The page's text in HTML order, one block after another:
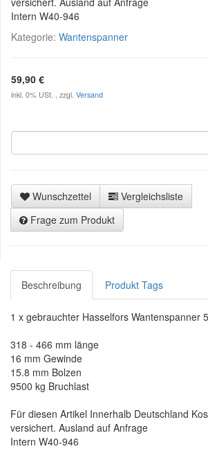
Intern W40-946
Kategorie: Wantenspanner
59,90 €
inkl. 0% USt. , zzgl. Versand
Wunschzettel
Vergleichsliste
Frage zum Produkt
Beschreibung Produkt Tags
1 x gebrauchter Hasselfors Wantenspanner
318 - 466 mm länge
16 mm Gewinde
15.8 mm Bolzen
9500 kg Bruchlast
Für diesen Artikel Innerhalb Deutschland
versichert. Ausland auf Anfrage
Intern W40-946